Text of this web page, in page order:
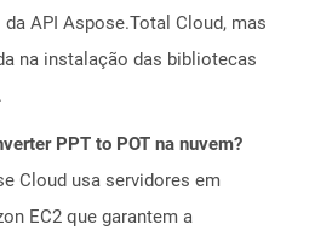
API Aspose.Total Cloud, mas
na instalação das bibliotecas
PPT to POT na nuvem?
Cloud usa servidores em
EC2 que garantem a